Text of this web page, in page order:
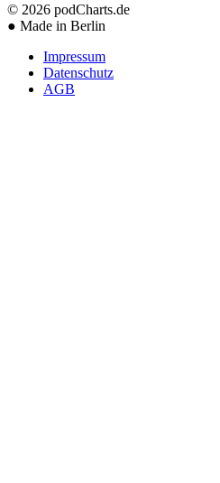
© 2026 podCharts.de
● Made in Berlin
Impressum
Datenschutz
AGB